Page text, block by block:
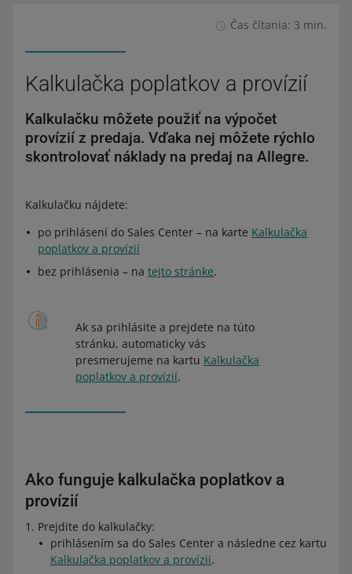
Čas čítania: 3 min.
Kalkulačka poplatkov a provízií
Kalkulačku môžete použiť na výpočet
provízií z predaja. Vďaka nej môžete rýchlo
skontrolovať náklady na predaj na Allegre.
Kalkulačku nájdete:
po prihlásení do Sales Center – na karte Kalkulačka
poplatkov a provízií
bez prihlásenia – na tejto stránke.
Ak sa prihlásite a prejdete na túto
stránku, automaticky vás
presmerujeme na kartu Kalkulačka
poplatkov a provízií.
Ako funguje kalkulačka poplatkov a
provízií
Prejdite do kalkulačky:
prihlásením sa do Sales Center a následne cez kartu
Kalkulačka poplatkov a provízií.